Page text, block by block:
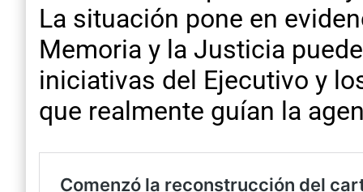
La situación pone en
Memoria y la Justicia
iniciativas del Ejecutivo y
que realmente guían la